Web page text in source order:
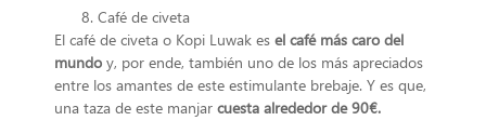
Café de civeta
El café de civeta o Kopi Luwak es el café más caro del
mundo y, por ende, también uno de los más apreciados
entre los amantes de este estimulante brebaje. Y es que,
una taza de este manjar cuesta alrededor de 90€.